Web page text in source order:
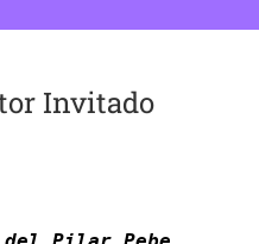
Invitado